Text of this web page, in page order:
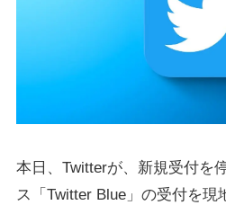
本日、Twitterが、新規受付を
ス「Twitter Blue」の受付を現